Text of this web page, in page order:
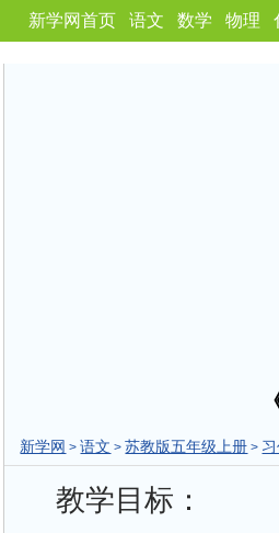
新学网首页 语文 数学 物理
新学网 >语文 > 苏教版五年级上册 >
教学目标：